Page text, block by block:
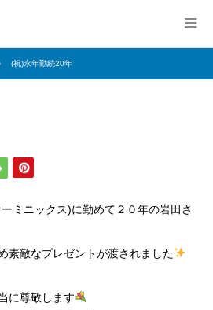
(祝)永年勤続20年
ミニックス)に勤めて２０年の岩田さ
素敵なプレゼントが渡されました
に尊敬します